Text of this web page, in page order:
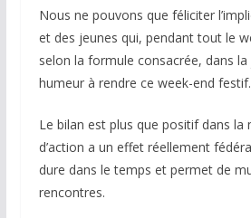
Nous ne pouvons que féliciter
et des jeunes qui, pendant tout le
selon la formule consacrée, dans
humeur à rendre ce week-end festif.
Le bilan est plus que positif dans la
d’action a un effet réellement
dure dans le temps et permet de
rencontres.